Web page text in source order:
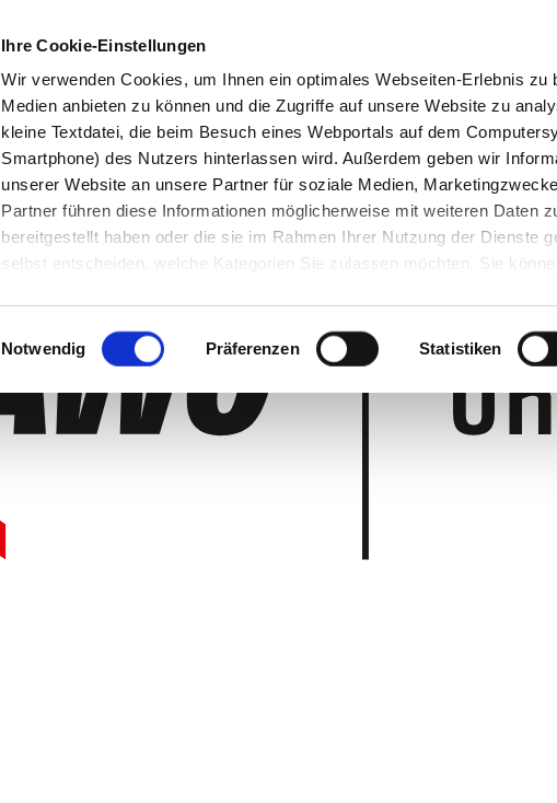
Ihre Cookie-Einstellungen
Wir verwenden Cookies, um Ihnen ein optimales Webseiten-Erlebnis zu
Medien anbieten zu können und die Zugriffe auf unsere Website zu
kleine Textdatei, die beim Besuch eines Webportals auf dem
Smartphone) des Nutzers hinterlassen wird. Außerdem geben wir
unserer Website an unsere Partner für soziale Medien,
Partner führen diese Informationen möglicherweise mit weiteren Daten
bereitgestellt haben oder die sie im Rahmen Ihrer Nutzung der Dienste
selbst entscheiden, welche Kategorien Sie zulassen möchten. Sie
Einwilligungsauswahl
Notwendig Präferenzen Statistiken